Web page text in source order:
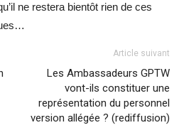
ne restera bientôt rien de ces
Article suivant
Les Ambassadeurs GPTW
vont-ils constituer une
représentation du personnel
version allégée ? (rediffusion)